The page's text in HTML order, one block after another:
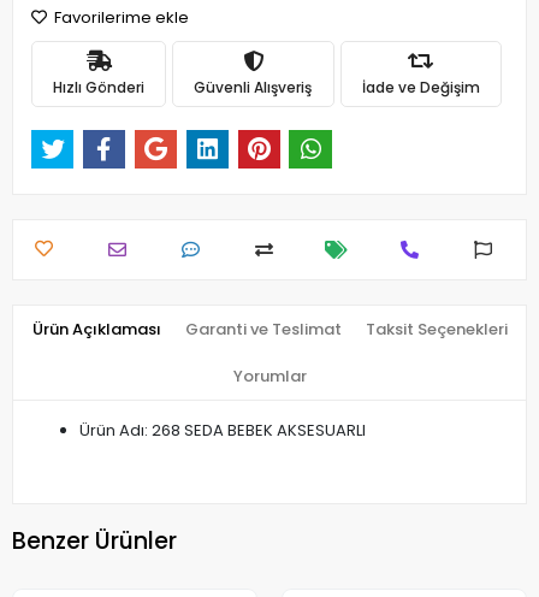
Favorilerime ekle
Hızlı Gönderi Güvenli Alışveriş İade ve Değişim
Ürün Açıklaması Garanti ve Teslimat Taksit Seçenekleri
Yorumlar
Ürün Adı: 268 SEDA BEBEK AKSESUARLI
Benzer Ürünler